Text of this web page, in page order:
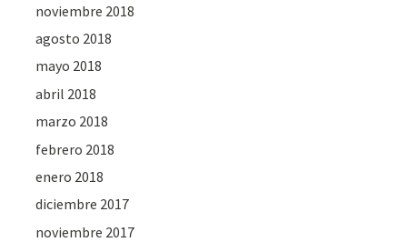
noviembre 2018
agosto 2018
mayo 2018
abril 2018
marzo 2018
febrero 2018
enero 2018
diciembre 2017
noviembre 2017